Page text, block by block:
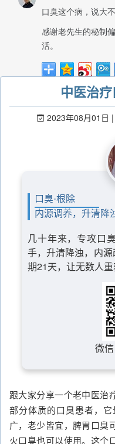
中医治
2023年08月01日
口臭·根除
内源调养，升清降
几十年来，专攻口
手，升清降浊，内
期21天，让无数人重
微信
跟大家分享一个老中医治
部分体质的口臭患者，
广，老少皆宜，脾胃口臭
火口臭也可以使用。这个